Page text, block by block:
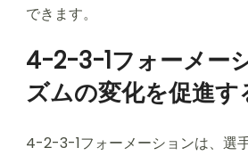
できます。
4-2-3-1フォーメー
ズムの変化を促進す
4-2-3-1フォーメーションは、選